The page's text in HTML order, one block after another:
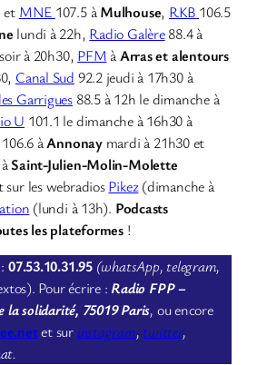
et MNE 107.5 àMulhouse, RKB 106.5
lundi à 22h, Radio Galère88.4 à
à 20h30, PFMàArras et alentours
Canal Sud 92.2 jeudi à 17h30 à
Garrigues 88.5 à 12h le dimanche à
U 101.1 le dimanche à 16h30 à
106.6 àAnnonay mardi à 21h30 et
àSaint-Julien-Molin-Molette
les webradiosPikez(dimanche à
(lundi à 13h). Podcasts
les plateformes !
07.53.10.31.95 (whatsApp, telegram,
Pour écrire : Radio FPP –
la solidarité, 75019 Paris, ou encore
et sur instagram, twitter,